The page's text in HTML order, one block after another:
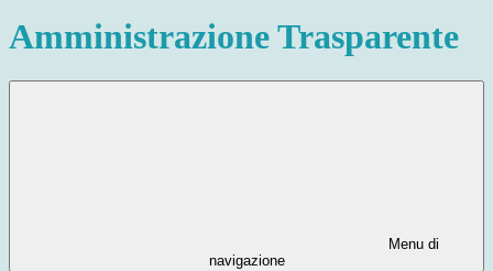
Amministrazione Trasparente
Menu di
navigazione